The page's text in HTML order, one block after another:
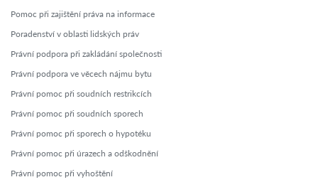
Pomoc při zajištění práva na informace
Poradenství v oblasti lidských práv
Právní podpora při zakládání společnosti
Právní podpora ve věcech nájmu bytu
Právní pomoc při soudních restrikcích
Právní pomoc při soudních sporech
Právní pomoc při sporech o hypotéku
Právní pomoc při úrazech a odškodnění
Právní pomoc při vyhoštění